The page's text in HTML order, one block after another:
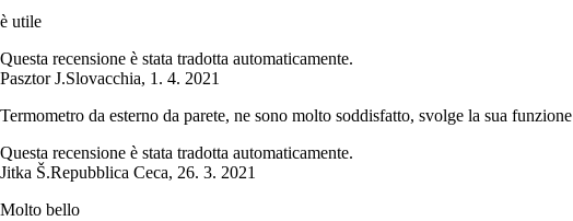
è utile
Questa recensione è stata tradotta automaticamente.
Pasztor J.Slovacchia, 1. 4. 2021
Termometro da esterno da parete, ne sono molto soddisfatto, svolge la sua funzione
Questa recensione è stata tradotta automaticamente.
Jitka Š.Repubblica Ceca, 26. 3. 2021
Molto bello